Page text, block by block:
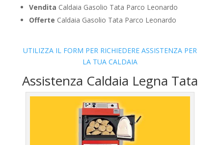
Vendita Caldaia Gasolio Tata Parco Leonardo
Offerte Caldaia Gasolio Tata Parco Leonardo
UTILIZZA IL FORM PER RICHIEDERE ASSISTENZA PER
LA TUA CALDAIA
Assistenza Caldaia Legna Tata